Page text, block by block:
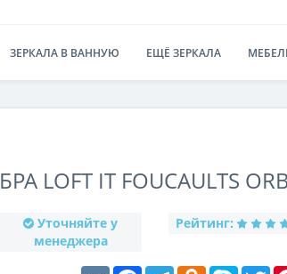
ЗЕРКАЛА В ВАННУЮ ЕЩЁ ЗЕРКАЛА
БРА LOFT IT FOUCAULTS
Уточняйте у
менеджера
Рейтинг: